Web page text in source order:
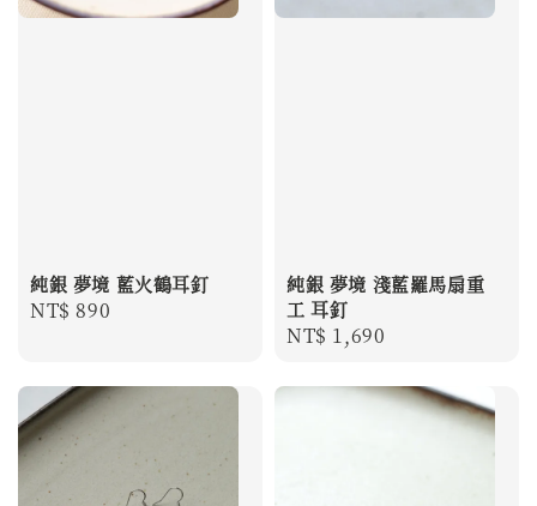
純銀 夢境 藍火鶴耳釘
Regular
NT$ 890
純銀 夢境 淺藍羅馬扇重
工 耳釘
Regular
NT$ 1,690